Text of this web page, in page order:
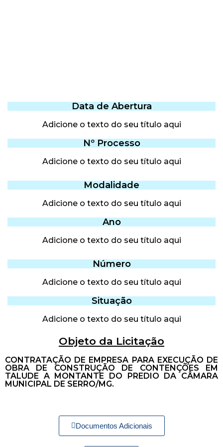
Data de Abertura
Adicione o texto do seu título aqui
Nº Processo
Adicione o texto do seu título aqui
Modalidade
Adicione o texto do seu título aqui
Ano
Adicione o texto do seu título aqui
Número
Adicione o texto do seu título aqui
Situação
Adicione o texto do seu título aqui
Objeto da Licitação
CONTRATAÇÃO DE EMPRESA PARA EXECUÇÃO DE
OBRA DE CONSTRUÇÃO DE CONTENÇÕES EM
TALUDE A MONTANTE DO PREDIO DA CÂMARA
MUNICIPAL DE SERRO/MG.
Documentos Adicionais